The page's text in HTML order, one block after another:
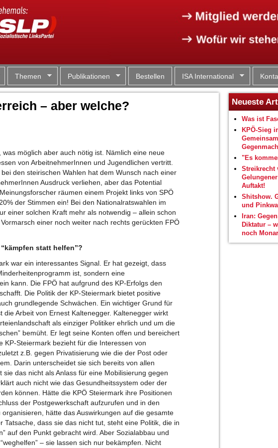
Themen Publikationen Bestellen ISA International
– aber welche?
was möglich aber auch nötig ist. Nämlich eine neue
von ArbeitnehmerInnen und Jugendlichen vertritt.
den steirischen Wahlen hat dem Wunsch nach einer
Ausdruck verliehen, aber das Potential
räumen einem Projekt links von SPÖ
der Stimmen ein! Bei den Nationalratswahlen im
einer solchen Kraft mehr als notwendig – allein schon
einer noch weiter nach rechts gerückten FPÖ
statt helfen”?
war ein interessantes Signal. Er hat gezeigt, dass
ist, sondern eine
kann. Die FPÖ hat aufgrund des KP-Erfolgs den
Die Politik der KP-Steiermark bietet positive
grundlegende Schwächen. Ein wichtiger Grund für
die Arbeit von Ernest Kaltenegger. Kaltenegger wirkt
als einziger Politiker ehrlich und um die
bemüht. Er legt seine Konten offen und bereichert
KP-Steiermark bezieht für die Interessen von
z.B. gegen Privatisierung wie die der Post oder
Darin unterscheidet sie sich bereits von allen
das nicht als Anlass für eine Mobilisierung gegen
auch nicht wie das Gesundheitssystem oder der
können. Hätte die KPÖ Steiermark ihre Positionen
der Postgewerkschaft aufzurufen und in den
hätte das Auswirkungen auf die gesamte
Tatsache, dass sie das nicht tut, steht eine Politik, die in
auf den Punkt gebracht wird. Aber Sozialabbau und
– sie lassen sich nur bekämpfen. Nicht
Neueste
Was ist
KPÖ-Sieg
"Es
Streikrecht
Auftakt!
Shitshow.
und
Iran:
Diktatur –
noch